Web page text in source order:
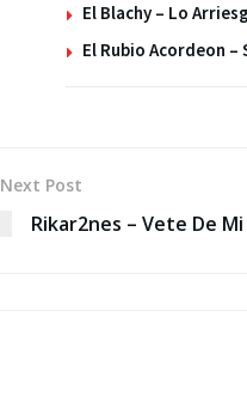
El Blachy – Lo
El Rubio Acordeon –
Next Post
Rikar2nes – Vete De Mi